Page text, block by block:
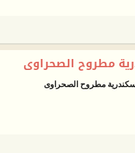
مطروح الصحراوى